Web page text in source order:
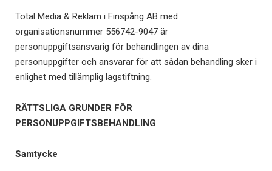
Total Media & Reklam i Finspång AB med
organisationsnummer 556742-9047 är
personuppgiftsansvarig för behandlingen av dina
personuppgifter och ansvarar för att sådan behandling sker i
enlighet med tillämplig lagstiftning.
RÄTTSLIGA GRUNDER FÖR
PERSONUPPGIFTSBEHANDLING
Samtycke